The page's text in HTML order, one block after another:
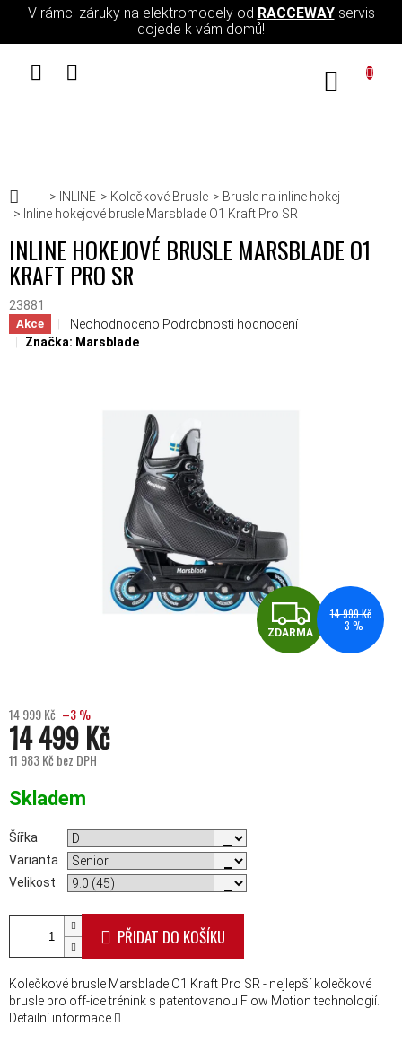
Přejít na obsah
V rámci záruky na elektromodely od RACCEWAYservis
dojede k vám domů!
DomůINLINE Kolečkové Brusle
Brusle na inline hokej
Inline hokejové brusle Marsblade O1 Kraft Pro SR
INLINE HOKEJOVÉ BRUSLE MARSBLADE O1
KRAFT PRO SR
23881
Akce Průměrné hodnocení produktu je 0,0 z 5 hvězdiček.
Neohodnoceno Podrobnosti hodnocení
Značka: Marsblade
ZDARMA
14 999 Kč
–3 %
14 999 Kč –3 %
14 499 Kč
11 983 Kč bez DPH
Skladem
Šířka
Varianta
Velikost
PŘIDAT DO KOŠÍKU
Kolečkové brusle Marsblade O1 Kraft Pro SR - nejlepší kolečkové
brusle pro off-ice trénink s patentovanou Flow Motion technologií.
Detailní informace